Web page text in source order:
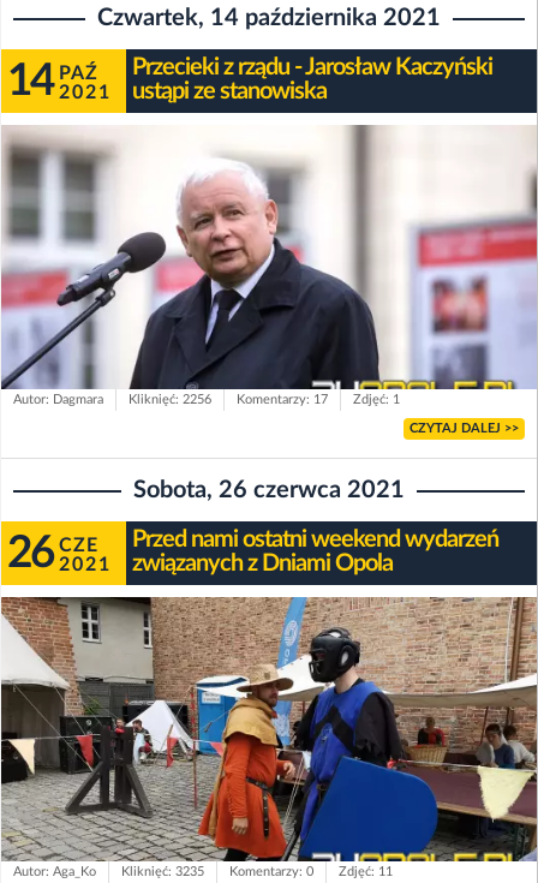
Czwartek, 14 października 2021
14 PAŹ
2021
Przecieki z rządu - Jarosław Kaczyński
ustąpi ze stanowiska
Autor: Dagmara Kliknięć: 2256 Komentarzy: 17 Zdjęć: 1
CZYTAJ DALEJ >>
Sobota, 26 czerwca 2021
26 CZE
2021
Przed nami ostatni weekend wydarzeń
związanych z Dniami Opola
Autor: Aga_Ko Kliknięć: 3235 Komentarzy: 0 Zdjęć: 11